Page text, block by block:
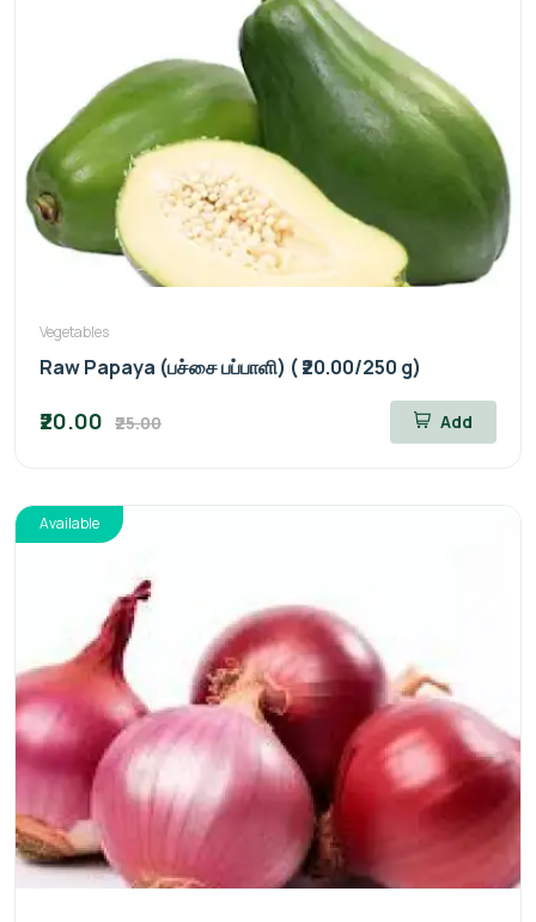
Vegetables
Raw Papaya (பச்சை பப்பாளி) ( ₹20.00/250 g)
₹20.00 ₹25.00 Add
Available